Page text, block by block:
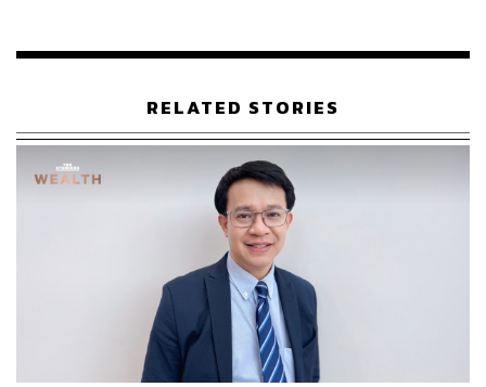
ดร.ยรรยง ยังย้ำว่า จากการประเมินราคาน้ำมันจะไม่ลงกลับ
ไประดับเดิมสักระยะ เนื่องจากฐานราคาในอนาคตจะยกขึ้น
ตามความเสียหายของระบบการผลิต นอกจากนี้ หากเป็น
กรณีเลวร้าย (Adverse) และรุนแรง (Severe) ราคาน้ำมันก็
จะยิ่งปรับตัวสูงขึ้นไปอีกมาก
RELATED STORIES